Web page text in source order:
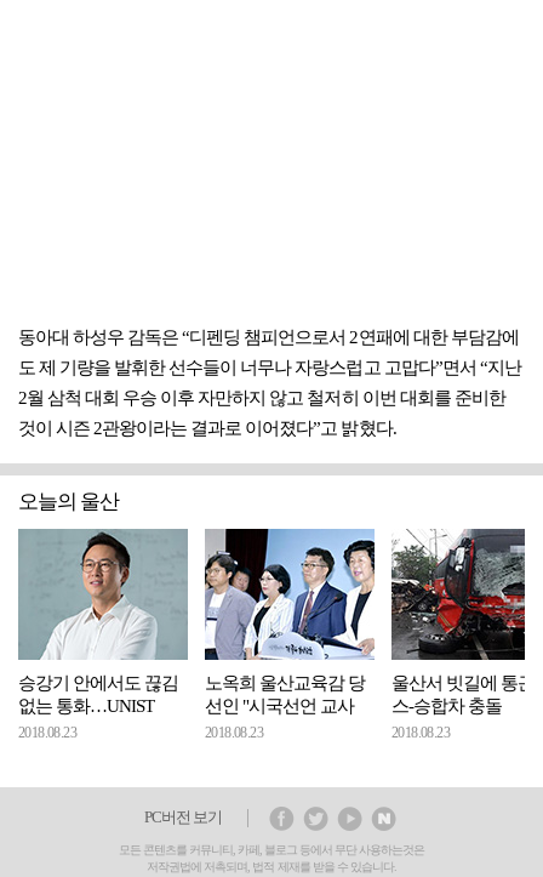
동아대 하성우 감독은 “디펜딩 챔피언으로서 2연패에 대한 부담감에
도 제 기량을 발휘한 선수들이 너무나 자랑스럽고 고맙다”면서 “지난
2월 삼척 대회 우승 이후 자만하지 않고 철저히 이번 대회를 준비한
것이 시즌 2관왕이라는 결과로 이어졌다”고 밝혔다.
오늘의 울산
승강기 안에서도 끊김
없는 통화…UNIST
2018.08.23
노옥희 울산교육감 당
선인 "시국선언 교사
2018.08.23
울산서 빗길에 통근
스-승합차 충돌
2018.08.23
PC버전 보기
모든 콘텐츠를 커뮤니티, 카페, 블로그 등에서 무단 사용하는것은
저작권법에 저촉되며, 법적 제재를 받을 수 있습니다.